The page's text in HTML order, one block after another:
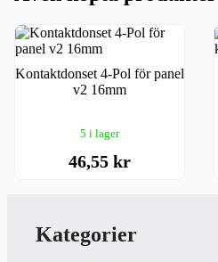
Kontaktdonset 4-Pol för panel
v2 16mm
5 i lager
46,55 kr
Kategorier